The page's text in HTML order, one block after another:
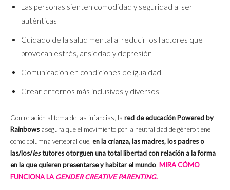
Las personas sienten comodidad y seguridad al ser
auténticas
Cuidado de la salud mental al reducir los factores que
provocan estrés, ansiedad y depresión
Comunicación en condiciones de igualdad
Crear entornos más inclusivos y diversos
Con relación al tema de las infancias, la red de educación Powered by
Rainbows asegura que el movimiento por la neutralidad de género tiene
como columna vertebral que, en la crianza, las madres, los padres o
las/los/lestutores otorguen una total libertad con relación a la forma
en la que quieren presentarse y habitar el mundo. MIRA CÓMO
FUNCIONA LAGENDER CREATIVE PARENTING.